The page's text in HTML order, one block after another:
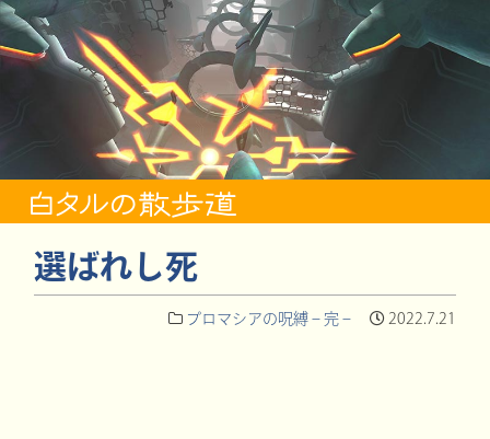
選ばれし死
プロマシアの呪縛 – 完 – 2022.7.21